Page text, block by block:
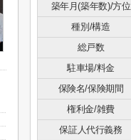
築年月(築年数)/方位
種別/構造
総戸数
駐車場/料金
保険名/保険期間
権利金/雑費
保証人代行義務